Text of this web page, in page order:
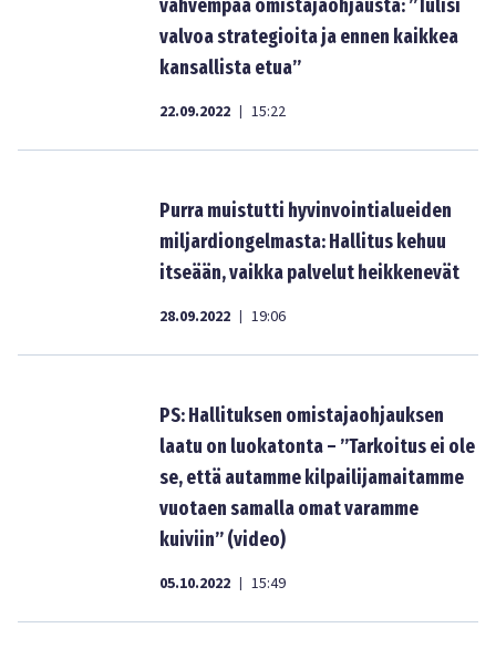
vahvempaa omistajaohjausta: ”Tulisi
valvoa strategioita ja ennen kaikkea
kansallista etua”
22.09.2022 | 15:22
Purra muistutti hyvinvointialueiden
miljardiongelmasta: Hallitus kehuu
itseään, vaikka palvelut heikkenevät
28.09.2022 | 19:06
PS: Hallituksen omistajaohjauksen
laatu on luokatonta – ”Tarkoitus ei ole
se, että autamme kilpailijamaitamme
vuotaen samalla omat varamme
kuiviin” (video)
05.10.2022 | 15:49